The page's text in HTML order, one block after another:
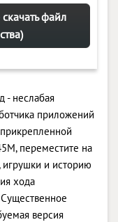
файл
- неслабая
приложений
переместите на
и историю
хода
версия